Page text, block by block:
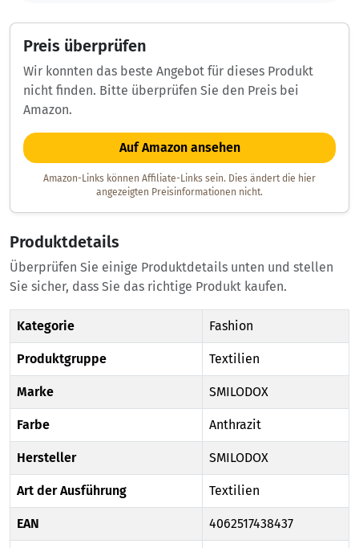
Preis überprüfen
Wir konnten das beste Angebot für dieses Produkt
nicht finden. Bitte überprüfen Sie den Preis bei
Amazon.
Auf Amazon ansehen
Amazon-Links können Affiliate-Links sein. Dies ändert die hier
angezeigten Preisinformationen nicht.
Produktdetails
Überprüfen Sie einige Produktdetails unten und stellen
Sie sicher, dass Sie das richtige Produkt kaufen.
Kategorie Fashion
Produktgruppe Textilien
Marke SMILODOX
Farbe Anthrazit
Hersteller SMILODOX
Art der Ausführung Textilien
EAN 4062517438437